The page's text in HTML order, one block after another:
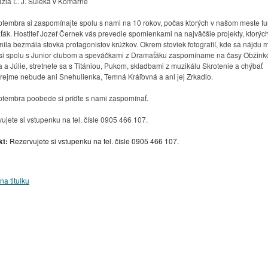
KOMÁROMI / KOMÁRŇANSKÝ JAZZPIKNIK
/ MOSOLYGÓ MÁKVIRÁGOK, ILLATOS TULIPÁNOK
AMI ÖSSZEKÖT” MINULOSŤ SKRYTÁ V ZEMI
/ FESTIVAL BOROSTYÁN XII. FONOGRÁF FESZTIVÁL
I. FELVIDÉKI NÉPZENÉSZTALÁLKOZÓ
PROGRAM REBELI A DRAMAŤÁK HĽADAJÚ POSILY
ÉS RÓZSÁK“
ERŐDTÚRÁK
V KOMÁRNE
ÓVODÁK, ALAP ÉS KOZÉPISKOLÁK HÍREI ÉS EREDMÉNYEI
si zaspomínajte spolu s nami na 10 rokov, počas ktorých v našom meste
Hostiteľ Jozef Černek vás prevedie spomienkami na najväčšie projekty,
bezmála stovka protagonistov krúžkov. Okrem stoviek fotografií, kde sa nájdu
spolu s Junior clubom a speváčkami z Dramaťáku zaspomíname na časy
a Júlie, stretnete sa s Titániou, Pukom, skladbami z muzikálu Skrotenie a chýbať
nebude ani Snehulienka, Temná Kráľovná a ani jej Zrkadlo.
poobede si príďte s nami zaspomínať.
si vstupenku na tel. čísle 0905 466 107.
Rezervujete si vstupenku na tel. čísle 0905 466 107.
titulku